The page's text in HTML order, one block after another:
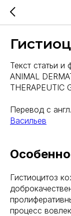
Текст статьи и
ANIMAL
THERAPEUTIC
Перевод с
Васильев
Гистиоцитоз
процесс